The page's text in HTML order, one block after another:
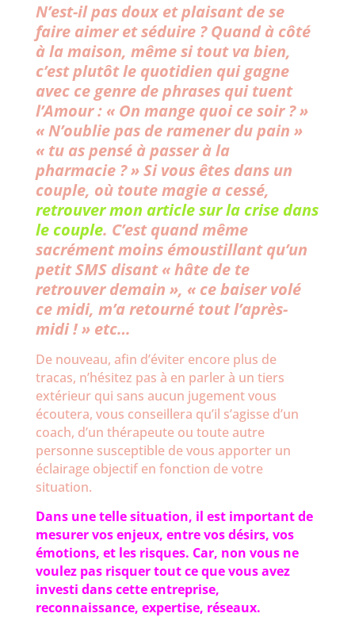
N’est-il pas doux et plaisant de se
faire aimer et séduire ? Quand à côté
à la maison, même si tout va bien,
c’est plutôt le quotidien qui gagne
avec ce genre de phrases qui tuent
l’Amour : « On mange quoi ce soir ? »
« N’oublie pas de ramener du pain »
« tu as pensé à passer à la
pharmacie ? » Si vous êtes dans un
couple, où toute magie a cessé,
retrouver mon article sur la crise dans
le couple. C’est quand même
sacrément moins émoustillant qu’un
petit SMS disant « hâte de te
retrouver demain », « ce baiser volé
ce midi, m’a retourné tout l’après-
midi ! » etc…
De nouveau, afin d’éviter encore plus de
tracas, n’hésitez pas à en parler à un tiers
extérieur qui sans aucun jugement vous
écoutera, vous conseillera qu’il s’agisse d’un
coach, d’un thérapeute ou toute autre
personne susceptible de vous apporter un
éclairage objectif en fonction de votre
situation.
Dans une telle situation, il est important de
mesurer vos enjeux, entre vos désirs, vos
émotions, et les risques. Car, non vous ne
voulez pas risquer tout ce que vous avez
investi dans cette entreprise,
reconnaissance, expertise, réseaux.